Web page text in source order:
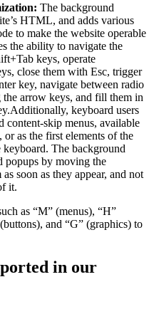
The background
HTML, and adds various
to make the website operable
the ability to navigate the
keys, operate
close them with Esc, trigger
key, navigate between radio
the arrow keys, and fill them in
keyboard users
skip menus, available
as the first elements of the
The background
popups by moving the
soon as they appear, and not
it.
as “M” (menus), “H”
and “G” (graphics) to
in our